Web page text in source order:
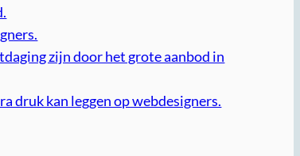
zijn door het grote aanbod in
druk kan leggen op webdesigners.